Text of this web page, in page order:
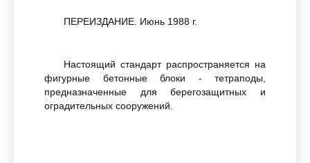
ПЕРЕИЗДАНИЕ. Июнь 1988 г.
Настоящий стандарт распространяется на
фигурные бетонные блоки - тетраподы,
предназначенные для берегозащитных и
оградительных сооружений.